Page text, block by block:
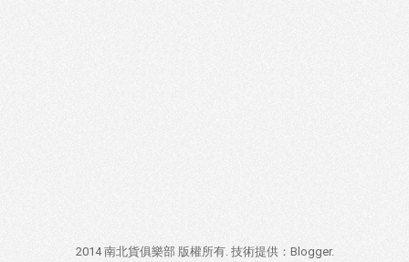
2014 南北貨俱樂部 版權所有. 技術提供： Blogger.